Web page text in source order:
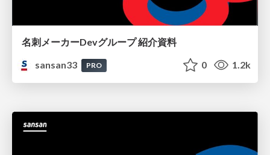
名刺メーカーDevグループ 紹介資料
sansan33
PRO 0 1.2k